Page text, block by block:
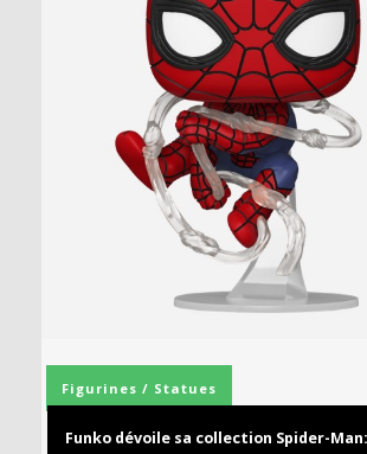
Figurines / Statues
Funko dévoile sa collection Spider-